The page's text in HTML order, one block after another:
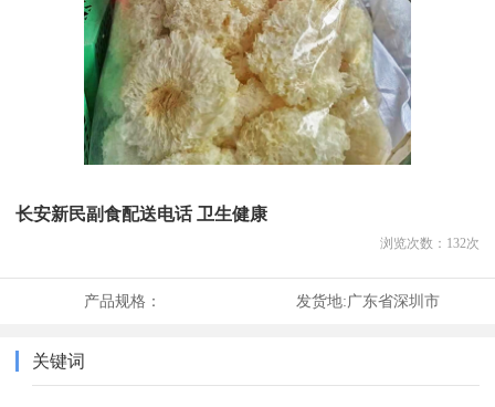
长安新民副食配送电话 卫生健康
浏览次数： 132次
产品规格： 发货地:广东省深圳市
关键词